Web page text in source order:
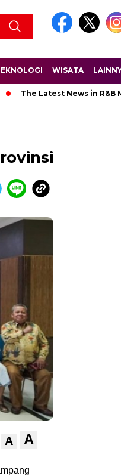
WISATA
Latest News in R&B Music:
A A